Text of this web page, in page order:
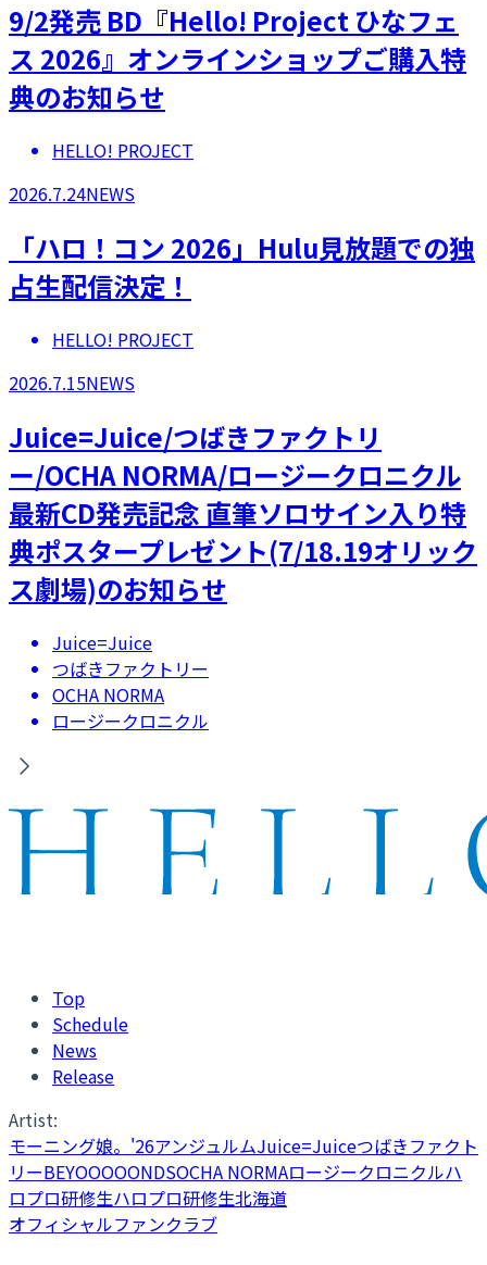
9/2発売 BD『Hello! Project ひなフェ
ス 2026』オンラインショップご購入特
典のお知らせ
HELLO! PROJECT
2026.7.24NEWS
「ハロ！コン 2026」Hulu見放題での独
占生配信決定！
HELLO! PROJECT
2026.7.15NEWS
Juice=Juice/つばきファクトリ
ー/OCHA NORMA/ロージークロニクル
最新CD発売記念 直筆ソロサイン入り特
典ポスタープレゼント(7/18.19オリック
ス劇場)のお知らせ
Juice=Juice
つばきファクトリー
OCHA NORMA
ロージークロニクル
Top
Schedule
News
Release
Artist:
モーニング娘。'26アンジュルムJuice=Juiceつばきファクト
リーBEYOOOOONDSOCHA NORMAロージークロニクルハ
ロプロ研修生ハロプロ研修生北海道
オフィシャルファンクラブ